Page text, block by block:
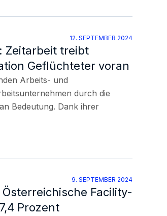
12. SEPTEMBER 2024
Zeitarbeit treibt
Geflüchteter voran
Arbeits- und
durch die
Bedeutung. Dank ihrer
9. SEPTEMBER 2024
Facility-
Prozent